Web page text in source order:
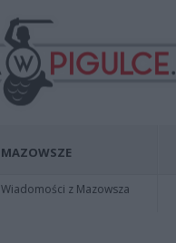
MAZOWSZE
Wiadomości z Mazowsza